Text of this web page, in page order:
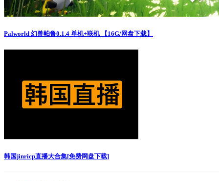
Palworld 幻兽帕鲁0.1.4 单机+联机 【16G/网盘下载】
韩国jinricp直播大合集[免费网盘下载]